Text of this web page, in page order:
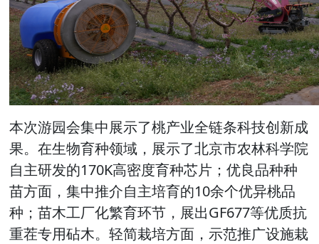
本次游园会集中展示了桃产业全链条科技创新成
果。在生物育种领域，展示了北京市农林科学院
自主研发的170K高密度育种芯片；优良品种种
苗方面，集中推介自主培育的10余个优异桃品
种；苗木工厂化繁育环节，展出GF677等优质抗
重茬专用砧木。轻简栽培方面，示范推广设施栽